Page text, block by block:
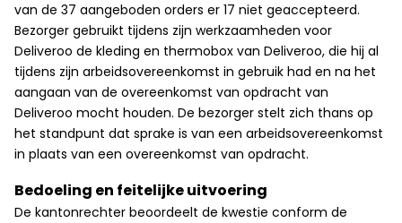
van de 37 aangeboden orders er 17 niet geaccepteerd.
Bezorger gebruikt tijdens zijn werkzaamheden voor
Deliveroo de kleding en thermobox van Deliveroo, die hij al
tijdens zijn arbeidsovereenkomst in gebruik had en na het
aangaan van de overeenkomst van opdracht van
Deliveroo mocht houden. De bezorger stelt zich thans op
het standpunt dat sprake is van een arbeidsovereenkomst
in plaats van een overeenkomst van opdracht.
Bedoeling en feitelijke uitvoering
De kantonrechter beoordeelt de kwestie conform de